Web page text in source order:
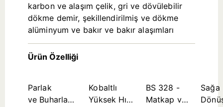
karbon ve alaşım çelik, gri ve dövülebilir
dökme demir, şekillendirilmiş ve dökme
alüminyum ve bakır ve bakır alaşımları
Ürün Özelliği
Parlak
ve Buharla
Kobaltlı
Yüksek Hız
BS 328 -
Matkap ve
Sağa